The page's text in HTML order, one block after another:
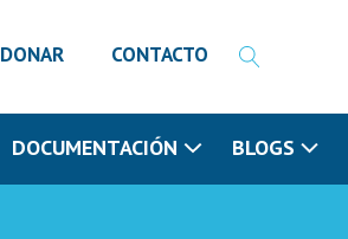
DONAR CONTACTO
DOCUMENTACIÓN BLOGS